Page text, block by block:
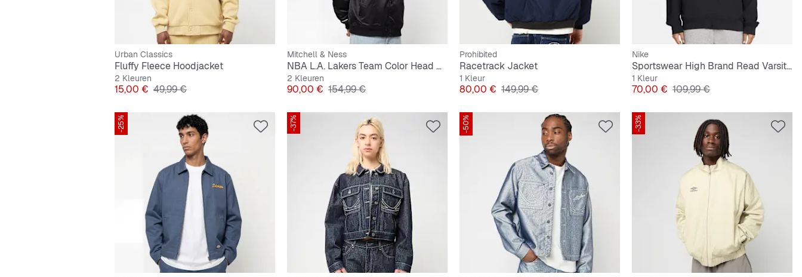
Urban Classics
Fluffy Fleece Hoodjacket
2 Kleuren
Prijs
15,00 € Originele Prijs
49,99 €
Mitchell & Ness
NBA L.A. Lakers Team Color Head Coach Light Weight Satin Jacket
2 Kleuren
Prijs
90,00 € Originele Prijs
154,99 €
Prohibited
Racetrack Jacket
1 Kleur
Prijs
80,00 € Originele Prijs
149,99 €
Nike
Sportswear High Brand Read Varsity Jacket
1 Kleur
Prijs
70,00 € Originele Prijs
109,99 €
-25% -37% -50% -33%